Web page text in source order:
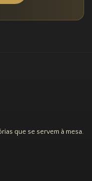
que se servem à mesa.